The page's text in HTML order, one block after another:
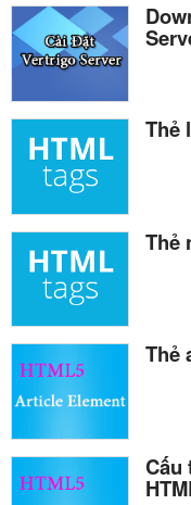
Thẻ
Thẻ
Thẻ
Cấu